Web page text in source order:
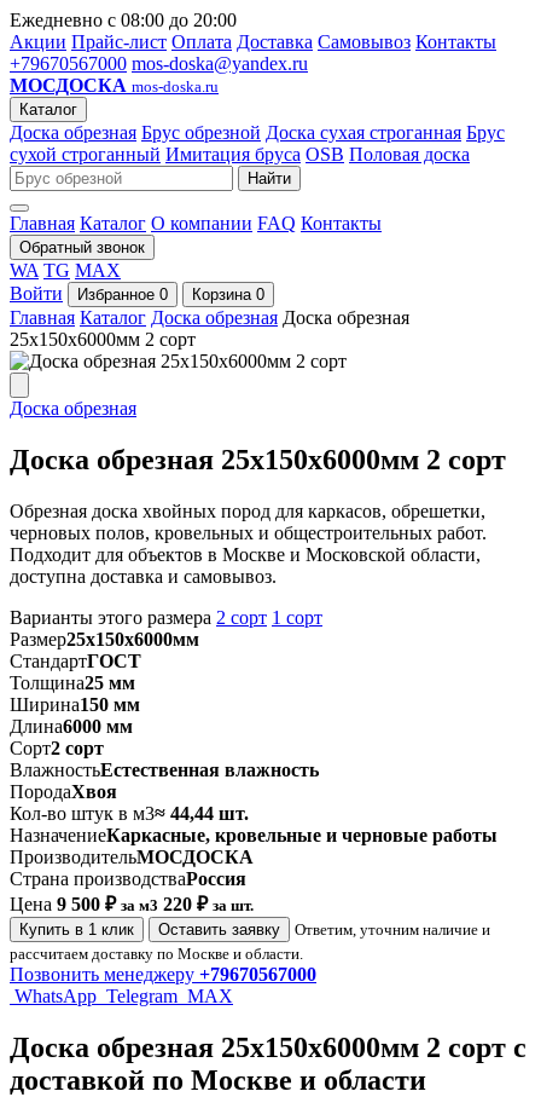
Ежедневно с 08:00 до 20:00
Акции Прайс-лист Оплата Доставка Самовывоз Контакты
+79670567000 mos-doska@yandex.ru
МОСДОСКА mos-doska.ru
Каталог
Доска обрезная Брус обрезной Доска сухая строганная Брус
сухой строганный Имитация бруса OSB Половая доска
Найти
Главная Каталог О компании FAQ Контакты
Обратный звонок
WA TG MAX
Войти
Избранное 0 Корзина 0
Главная Каталог Доска обрезная Доска обрезная
25х150х6000мм 2 сорт
Доска обрезная
Доска обрезная 25х150х6000мм 2 сорт
Обрезная доска хвойных пород для каркасов, обрешетки,
черновых полов, кровельных и общестроительных работ.
Подходит для объектов в Москве и Московской области,
доступна доставка и самовывоз.
Варианты этого размера 2 сорт 1 сорт
Размер25х150х6000мм
СтандартГОСТ
Толщина25 мм
Ширина150 мм
Длина6000 мм
Сорт2 сорт
ВлажностьЕстественная влажность
ПородаХвоя
Кол-во штук в м3≈ 44,44 шт.
НазначениеКаркасные, кровельные и черновые работы
ПроизводительМОСДОСКА
Страна производстваРоссия
Цена 9 500 ₽ за м3 220 ₽ за шт.
Купить в 1 клик
Оставить заявку
Ответим, уточним наличие и
рассчитаем доставку по Москве и области.
Позвонить менеджеру +79670567000
WhatsApp Telegram MAX
Доска обрезная 25х150х6000мм 2 сорт с
доставкой по Москве и области